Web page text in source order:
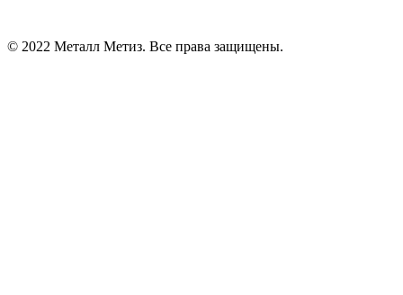
© 2022 Металл Метиз. Все права защищены.